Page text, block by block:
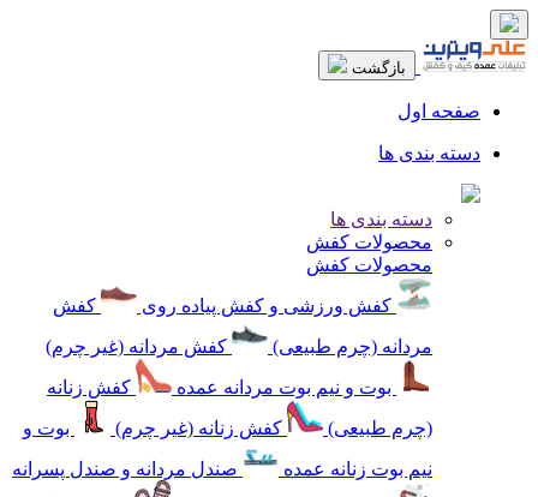
بازگشت
صفحه اول
دسته بندی ها
دسته بندی ها
محصولات کفش
محصولات کفش
کفش ورزشی و کفش پیاده روی
کفش
مردانه (چرم طبیعی)
کفش مردانه (غیر چرم)
بوت و نیم بوت مردانه عمده
کفش زنانه
(چرم طبیعی)
کفش زنانه (غیر چرم)
بوت و
نیم بوت زنانه عمده
صندل مردانه و صندل پسرانه